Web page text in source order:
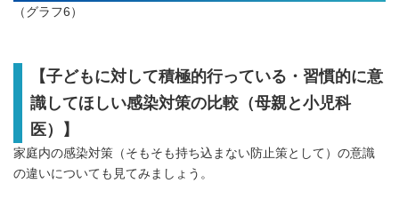
（グラフ6）
【子どもに対して積極的行っている・習慣的に意
識してほしい感染対策の比較（母親と小児科
医）
】
家庭内の感染対策（そもそも持ち込まない防止策として）の意識
の違いについても見てみましょう。